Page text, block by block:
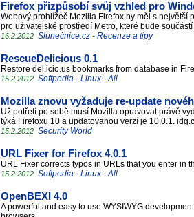
Firefox přizpůsobí svůj vzhled pro
Webový prohlížeč Mozilla Firefox by měl s největší
pro uživatelské prostředí Metro, které bude
16.2.2012 Slunečnice.cz - Recenze a tipy
RescueDelicious 0.1
Restore del.icio.us bookmarks from database in
15.2.2012 Softpedia - Linux - All
Mozilla znovu vyžaduje re-update
Už potřetí po sobě musí Mozilla opravovat právě
týká Firefoxu 10 a updatovanou verzí je 10.0.1.
15.2.2012 Security World
URL Fixer for Firefox 4.0.1
URL Fixer corrects typos in URLs that you enter in
15.2.2012 Softpedia - Linux - All
OpenBEXI 4.0
A powerful and easy to use WYSIWYG